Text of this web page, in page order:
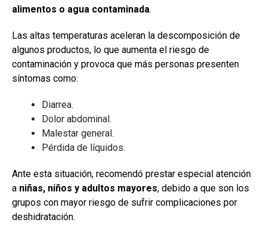
alimentos o agua contaminada.
Las altas temperaturas aceleran la descomposición de
algunos productos, lo que aumenta el riesgo de
contaminación y provoca que más personas presenten
síntomas como:
Diarrea.
Dolor abdominal.
Malestar general.
Pérdida de líquidos.
Ante esta situación, recomendó prestar especial atención
a niñas, niños y adultos mayores, debido a que son los
grupos con mayor riesgo de sufrir complicaciones por
deshidratación.